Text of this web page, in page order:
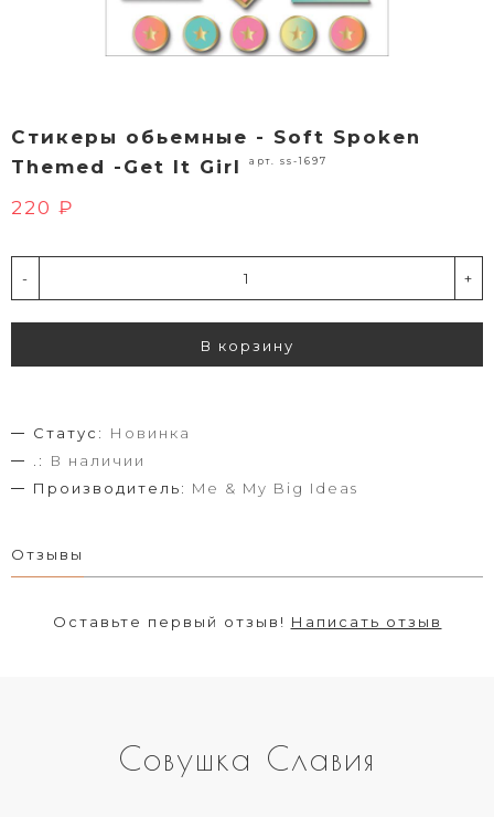
Стикеры обьемные - Soft Spoken
Themed -Get It Girl
арт. ss-1697
220 ₽
- +
В корзину
Статус:
Новинка
.:
В наличии
Производитель: Me & My Big Ideas
Отзывы
Оставьте первый отзыв! Написать отзыв
Совушка Славия